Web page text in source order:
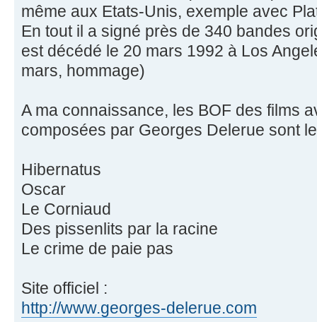
même aux Etats-Unis, exemple avec
En tout il a signé près de 340 bandes
est décédé le 20 mars 1992 à Los
mars, hommage)
A ma connaissance, les BOF des films
composées par Georges Delerue sont
Hibernatus
Oscar
Le Corniaud
Des pissenlits par la racine
Le crime de paie pas
Site officiel :
http://www.georges-delerue.com